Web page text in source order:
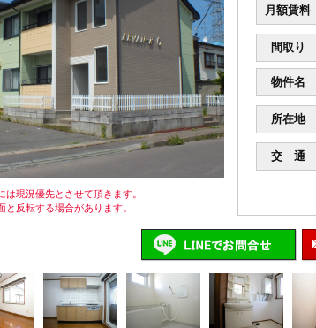
現況優先とさせて頂きます。
と反転する場合があります。
月額賃料
間取り
物件名
所在地
交 通